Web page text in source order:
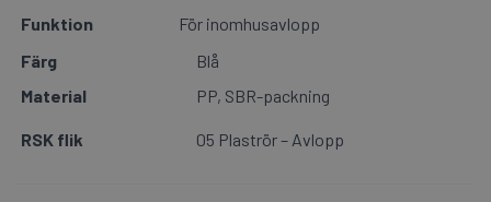
Funktion
För inomhusavlopp
Färg
Blå
Material
PP, SBR-packning
RSK flik 05 Plaströr – Avlopp